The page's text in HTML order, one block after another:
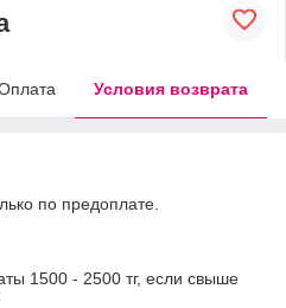
Условия возврата
по предоплате.
1500 - 2500 тг, если свыше